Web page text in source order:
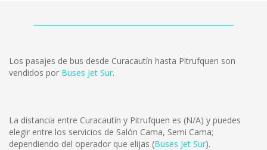
Los pasajes de bus desde Curacautín hasta Pitrufquen son
vendidos por Buses Jet Sur.
La distancia entre Curacautín y Pitrufquen es (N/A) y puedes
elegir entre los servicios de Salón Cama, Semi Cama;
dependiendo del operador que elijas (Buses Jet Sur).